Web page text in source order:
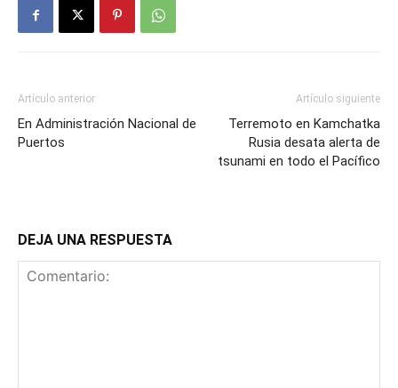
Artículo anterior
En Administración Nacional de
Puertos
Artículo siguiente
Terremoto en Kamchatka
Rusia desata alerta de
tsunami en todo el Pacífico
DEJA UNA RESPUESTA